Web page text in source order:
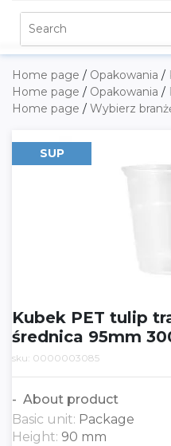
Home page / Opakowania /
Home page / Opakowania /
Home page / Wybierz
SUP
Kubek PET tulip
średnica 95mm
sku: 0000003085
About product
Basic unit: Package
Height: 90 mm